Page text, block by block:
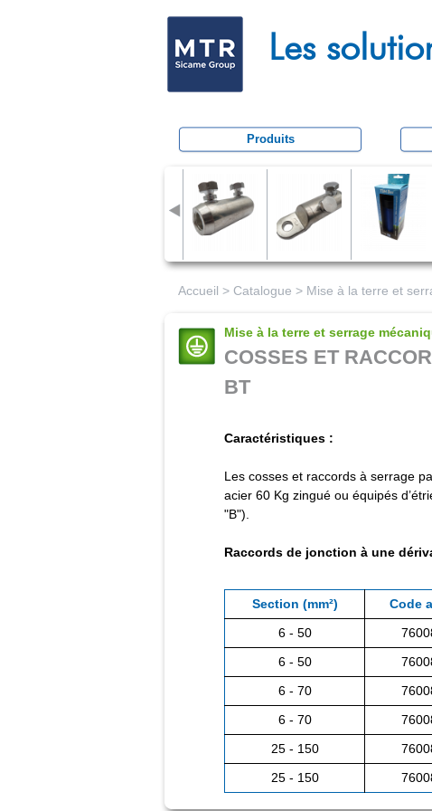
t
r
c
i
o
Les
Produits
Accueil > Catalogue > Mise à la terre et
Mise à la terre et serrage
COSSES ET
BT
Caractéristiques :
Les cosses et raccords à serrage
acier 60 Kg zingué ou équipés
"B").
Raccords de jonction à une
Section (mm²) Code
6 - 50
6 - 50
6 - 70
6 - 70
25 - 150
25 - 150